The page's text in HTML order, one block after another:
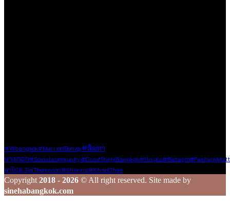
#wbangkok#MarriottBonvoy#สิเน่หา
บางกอก#socialcommunity#DusitThaniBangkok#Uniqlo#Betagro
พาไป#JimThompson#Sharing#KhaoChae
Copyright 2018 - 2026 © All right reserved. Site made by
sinehabangkok.com